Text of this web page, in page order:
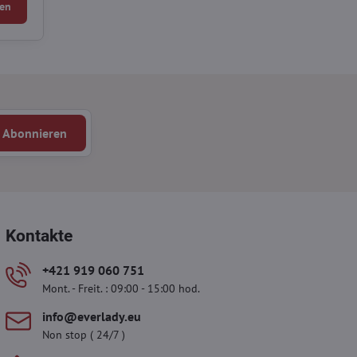
Abonnieren
Kontakte
+421 919 060 751
Mont. - Freit. : 09:00 - 15:00 hod.
info​@everlady​.eu
Non stop ( 24/7 )